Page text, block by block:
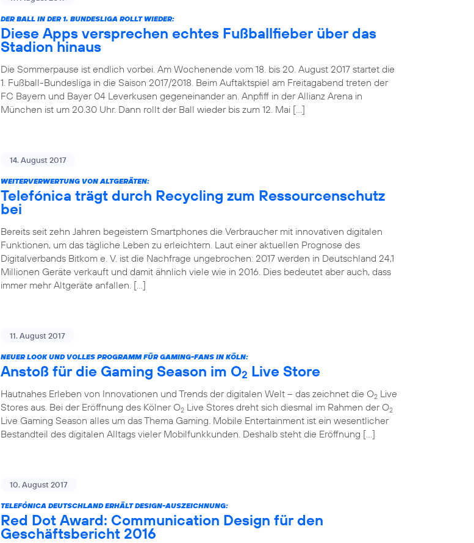
DER BALL IN DER 1. BUNDESLIGA ROLLT WIEDER:
Diese Apps versprechen echtes Fußballfieber über das
Stadion hinaus
Die Sommerpause ist endlich vorbei. Am Wochenende vom 18. bis 20. August 2017 startet die
1. Fußball-Bundesliga in die Saison 2017/2018. Beim Auftaktspiel am Freitagabend treten der
FC Bayern und Bayer 04 Leverkusen gegeneinander an. Anpfiff in der Allianz Arena in
München ist um 20.30 Uhr. Dann rollt der Ball wieder bis zum 12. Mai […]
14. August 2017
WEITERVERWERTUNG VON ALTGERÄTEN:
Telefónica trägt durch Recycling zum Ressourcenschutz
bei
Bereits seit zehn Jahren begeistern Smartphones die Verbraucher mit innovativen digitalen
Funktionen, um das tägliche Leben zu erleichtern. Laut einer aktuellen Prognose des
Digitalverbands Bitkom e. V. ist die Nachfrage ungebrochen: 2017 werden in Deutschland 24,1
Millionen Geräte verkauft und damit ähnlich viele wie in 2016. Dies bedeutet aber auch, dass
immer mehr Altgeräte anfallen. […]
11. August 2017
NEUER LOOK UND VOLLES PROGRAMM FÜR GAMING-FANS IN KÖLN:
Anstoß für die Gaming Season im O2 Live Store
Hautnahes Erleben von Innovationen und Trends der digitalen Welt – das zeichnet die O2 Live
Stores aus. Bei der Eröffnung des Kölner O2 Live Stores dreht sich diesmal im Rahmen der O2
Live Gaming Season alles um das Thema Gaming. Mobile Entertainment ist ein wesentlicher
Bestandteil des digitalen Alltags vieler Mobilfunkkunden. Deshalb steht die Eröffnung […]
10. August 2017
TELEFÓNICA DEUTSCHLAND ERHÄLT DESIGN-AUSZEICHNUNG:
Red Dot Award: Communication Design für den
Geschäftsbericht 2016